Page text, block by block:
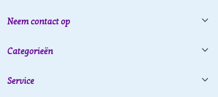
Neem contact op
Categorieën
Service